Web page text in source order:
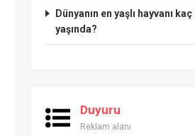
Dünyanın en yaşlı hayvanı kaç
yaşında?
Duyuru
Reklam alanı